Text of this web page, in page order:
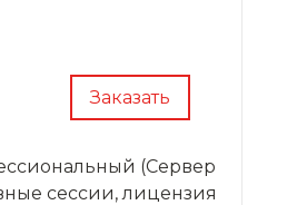
Заказать
(Сервер
сессии, лицензия